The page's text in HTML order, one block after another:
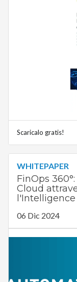
Scaricalo gratis!
WHITEPAPER
FinOps
Cloud
06 Dic 2024